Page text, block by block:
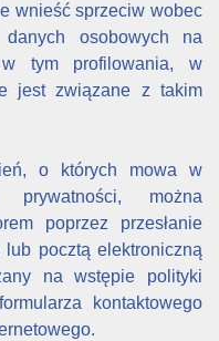
wnieść sprzeciw wobec
osobowych na
w tym profilowania, w
jest związane z takim
o których mowa w
można
poprzez przesłanie
pocztą elektroniczną
na wstępie polityki
kontaktowego